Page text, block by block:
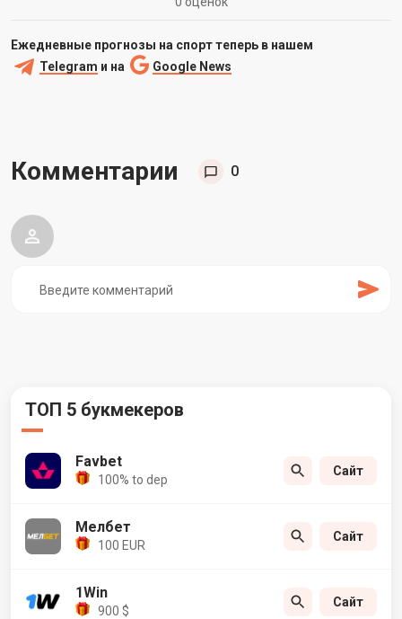
Ежедневные прогнозы на спорт теперь в нашем
Telegram и на Google News
Комментарии 0
ТОП 5 букмекеров
Favbet
100% to dep
Сайт
Мелбет
100 EUR
Сайт
1Win
900 $
Сайт